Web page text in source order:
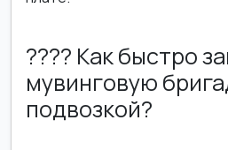
???? Как быстро
мувинговую
подвозкой?